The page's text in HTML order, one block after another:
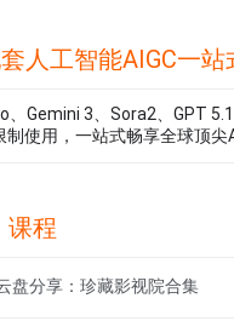
、Gemini 3、Sora2、GPT
使用，一站式畅享全球顶尖
课程
盘分享：珍藏影视院合集